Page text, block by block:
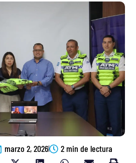
marzo 2, 2026 2 min de lectura